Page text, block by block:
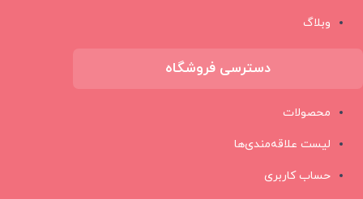
وبلاگ
دسترسی فروشگاه
محصولات
لیست علاقه‌مندی‌ها
حساب کاربری